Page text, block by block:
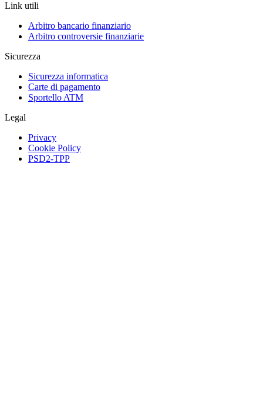
Link utili
Arbitro bancario finanziario
Arbitro controversie finanziarie
Sicurezza
Sicurezza informatica
Carte di pagamento
Sportello ATM
Legal
Privacy
Cookie Policy
PSD2-TPP